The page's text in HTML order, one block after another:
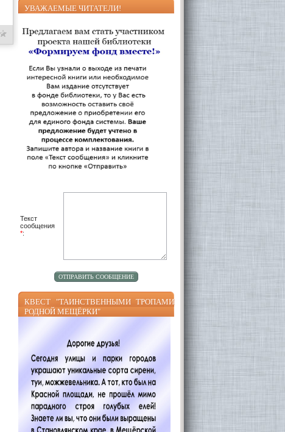
УВАЖАЕМЫЕ ЧИТАТЕЛИ!
Текст
сообщения
*:
КВЕСТ "ТАИНСТВЕННЫМИ ТРОПАМИ
РОДНОЙ МЕЩЁРКИ"